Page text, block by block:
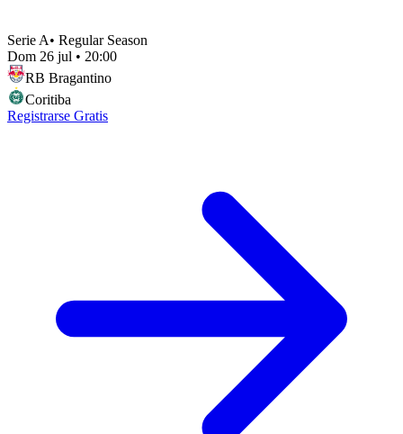
Serie A• Regular Season
Dom 26 jul • 20:00
RB Bragantino
Coritiba
Registrarse Gratis